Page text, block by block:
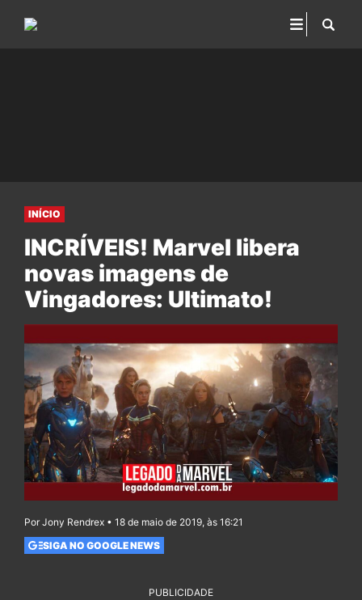
INÍCIO
INCRÍVEIS! Marvel libera
novas imagens de
Vingadores: Ultimato!
Por Jony Rendrex • 18 de maio de 2019, às 16:21
SIGA NO GOOGLE NEWS
PUBLICIDADE